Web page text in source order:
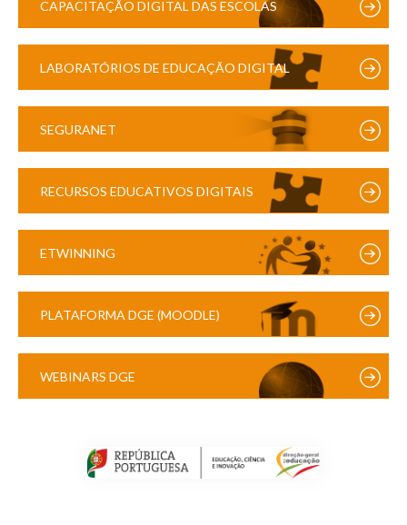
CAPACITAÇÃO DIGITAL DAS ESCOLAS
LABORATÓRIOS DE EDUCAÇÃO DIGITAL
SEGURANET
RECURSOS EDUCATIVOS DIGITAIS
ETWINNING
PLATAFORMA DGE (MOODLE)
WEBINARS DGE